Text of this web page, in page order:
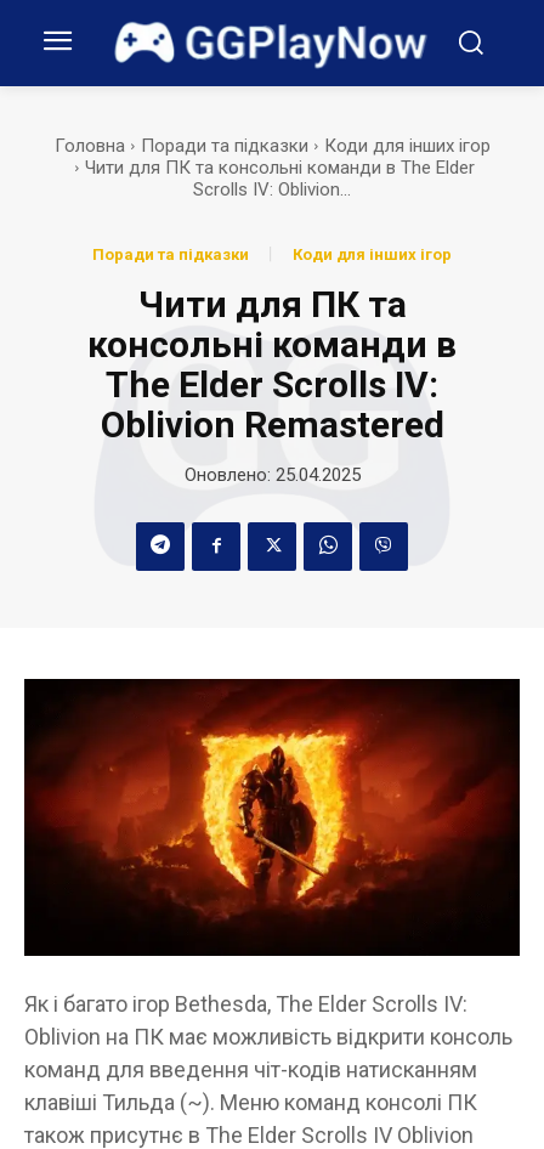
Головна Поради та підказки
Коди для інших ігор
Чити для ПК та консольні команди в The Elder
Scrolls IV: Oblivion...
Поради та підказки Коди для інших ігор
Чити для ПК та
консольні команди в
The Elder Scrolls IV:
Oblivion Remastered
Оновлено: 25.04.2025
Як і багато ігор Bethesda, The Elder Scrolls IV:
Oblivion на ПК має можливість відкрити консоль
команд для введення чіт-кодів натисканням
клавіші Тильда (~). Меню команд консолі ПК
також присутнє в The Elder Scrolls IV Oblivion